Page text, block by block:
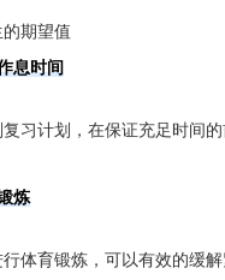
的期望值
息时间
炼